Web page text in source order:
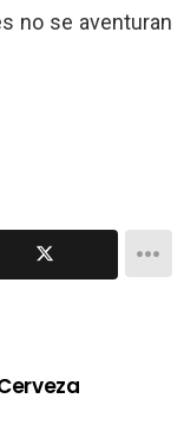
no se aventuran